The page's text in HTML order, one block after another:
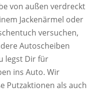
von außen verdreckt
Jackenärmel oder
versuchen,
Autoscheiben
legst Dir für
ins Auto. Wir
Putzaktionen als auch